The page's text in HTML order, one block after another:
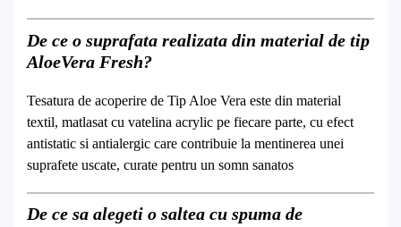
De ce o suprafata realizata din material de tip
AloeVera Fresh?
Tesatura de acoperire de Tip Aloe Vera este din material
textil, matlasat cu vatelina acrylic pe fiecare parte, cu efect
antistatic si antialergic care contribuie la mentinerea unei
suprafete uscate, curate pentru un somn sanatos
De ce sa alegeti o saltea cu spuma de